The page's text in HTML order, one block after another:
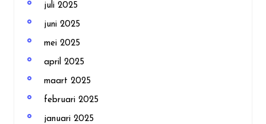
juli 2025
juni 2025
mei 2025
april 2025
maart 2025
februari 2025
januari 2025